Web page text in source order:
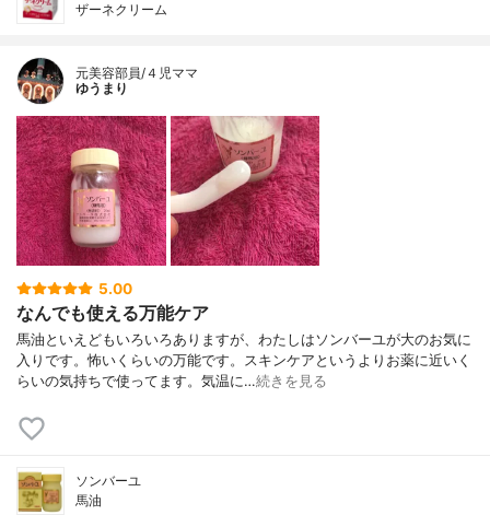
ザーネクリーム
元美容部員/４児ママ
ゆうまり
5.00
なんでも使える万能ケア
馬油といえどもいろいろありますが、わたしはソンバーユが大のお気に
入りです。怖いくらいの万能です。スキンケアというよりお薬に近いく
らいの気持ちで使ってます。気温に…続きを見る
ソンバーユ
馬油